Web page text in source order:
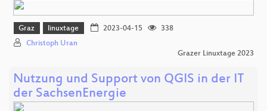
Graz linuxtage 2023-04-15
338
Christoph Uran
Grazer Linuxtage 2023
Nutzung und Support von QGIS in der IT
der SachsenEnergie